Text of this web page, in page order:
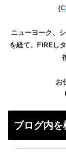
(
ニューヨーク、
を経て、FIREし
お
ブログ内を